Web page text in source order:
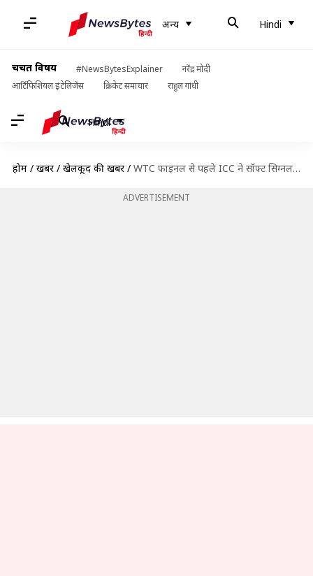
अन्य Hindi
चर्चित विषय #NewsBytesExplainer
नरेंद्र मोदी
आर्टिफिशियल इंटेलिजेंस
क्रिकेट समाचार राहुल गांधी
Hindi
होम / खबरें / खेलकूद की खबरें / WTC फाइनल से पहले ICC ने सॉफ्ट सिग्नल समेत बदले ये नियम
ADVERTISEMENT